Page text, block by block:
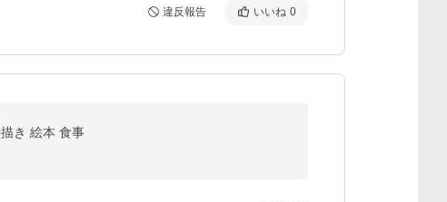
違反報告 いいね 0
き 絵本 食事